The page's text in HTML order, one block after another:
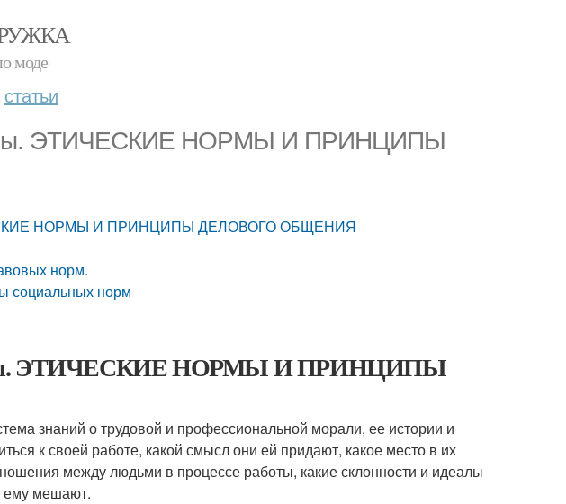
моде
статьи
ЭТИЧЕСКИЕ НОРМЫ И ПРИНЦИПЫ
НОРМЫ И ПРИНЦИПЫ ДЕЛОВОГО ОБЩЕНИЯ
норм.
социальных норм
ЭТИЧЕСКИЕ НОРМЫ И ПРИНЦИПЫ
знаний о трудовой и профессиональной морали, ее истории и
к своей работе, какой смысл они ей придают, какое место в их
между людьми в процессе работы, какие склонности и идеалы
ему мешают.